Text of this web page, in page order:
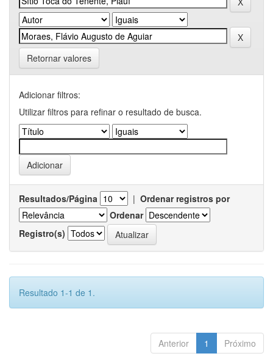
Retornar valores
Adicionar filtros:
Utilizar filtros para refinar o resultado de busca.
Resultados/Página | Ordenar registros por
Ordenar
Registro(s)
Resultado 1-1 de 1.
Anterior 1 Próximo